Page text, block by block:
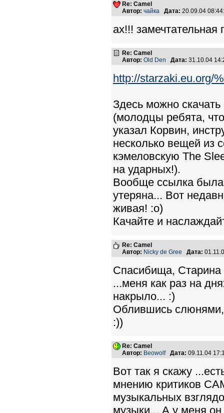
Re: Camel
Автор: чайка Дата: 20.09.04
ах!!! замечтательная
Re: Camel
Автор: Old Den Дата: 31.10.04
http://starzaki.eu.org/
Здесь можно
(молодцы ребята,
указал Корвин,
несколько вещей из
кэмеловскую The
на ударных!).
Вообще ссылка была
утеряна... Вот
живая! :о)
Качайте и
Re: Camel
Автор: Nicky de Gree Дата:
Спасибища, Старина
...меня как раз на
накрыло... :)
Облившись
:))
Re: Camel
Автор: Beowolf Дата: 09.11.04
Вот так я скажу
мнению критиков
музыкальных
музыки... А у меня